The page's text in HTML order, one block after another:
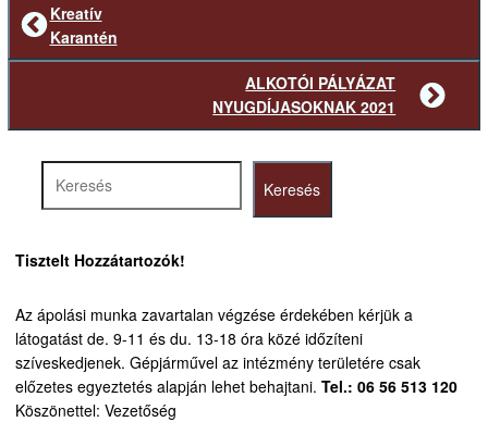
Előző
bejegyzés
Kreatív
Karantén
bejegyzés
ALKOTÓI PÁLYÁZAT
NYUGDÍJASOKNAK 2021
Keresés
Tisztelt Hozzátartozók!
Az ápolási munka zavartalan végzése érdekében kérjük a
látogatást de. 9-11 és du. 13-18 óra közé időzíteni
szíveskedjenek. Gépjárművel az intézmény területére csak
előzetes egyeztetés alapján lehet behajtani. Tel.: 06 56 513 120
Köszönettel: Vezetőség